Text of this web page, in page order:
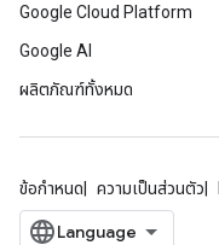
Google Cloud Platform
Google AI
ผลิตภัณฑ์ทั้งหมด
ข้อกำหนด ความเป็นส่วนตัว